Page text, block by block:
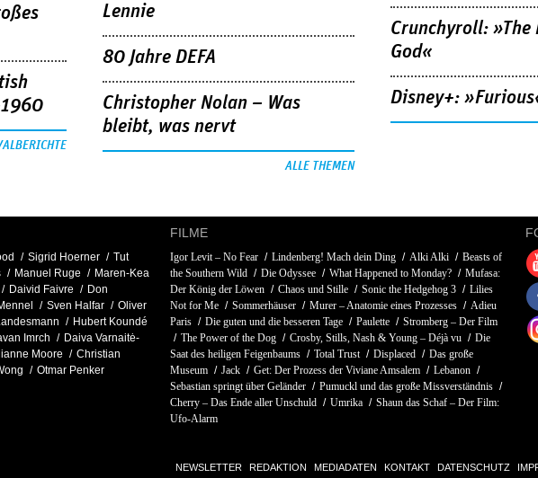
Lennie
80 Jahre DEFA
Christopher Nolan – Was
bleibt, was nervt
ALLE THEMEN
Crunchyroll: »The
God«
Disney+:
Sigrid Hoerner
Tut
Manuel Ruge
Maren-Kea
Daivid Faivre
Don
Sven Halfar
Oliver
Hubert Koundé
Imrch
Daiva Varnaitė-
Moore
Christian
Otmar Penker
FILME
Igor Levit – No Fear Lindenberg! Mach dein Ding Alki Alki
Beasts of
the Southern Wild
Die Odyssee What Happened to Monday?
Mufasa:
Der König der Löwen
Chaos und Stille Sonic the Hedgehog 3
Lilies
Not for Me
Sommerhäuser Murer – Anatomie eines Prozesses
Adieu
Paris
Die guten und die besseren Tage Paulette
Stromberg – Der Film
The Power of the Dog
Crosby, Stills, Nash & Young – Déjà vu
Die
Saat des heiligen Feigenbaums
Total Trust Displaced
Das große
Museum
Jack Get: Der Prozess der Viviane Amsalem
Lebanon
Sebastian springt über Geländer
Pumuckl und das große Missverständnis
Cherry – Das Ende aller Unschuld
Umrika
Shaun das Schaf – Der Film:
Ufo-Alarm
NEWSLETTER REDAKTION MEDIADATEN KONTAKT DATENSCHUTZ